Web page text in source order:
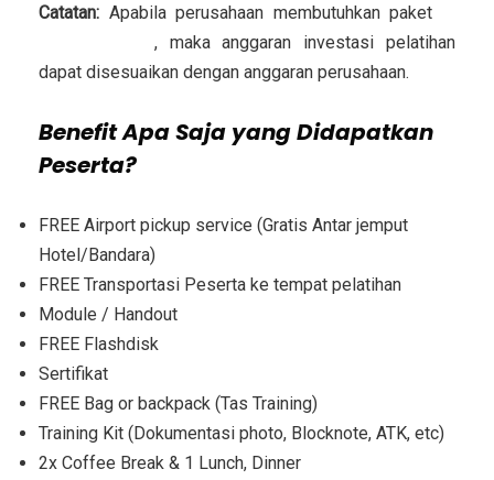
Catatan: Apabila perusahaan membutuhkan paket
, maka anggaran investasi pelatihan
dapat disesuaikan dengan anggaran perusahaan.
Benefit Apa Saja yang Didapatkan
Peserta?
FREE Airport pickup service (Gratis Antar jemput
Hotel/Bandara)
FREE Transportasi Peserta ke tempat pelatihan
Module / Handout
FREE Flashdisk
Sertifikat
FREE Bag or backpack (Tas Training)
Training Kit (Dokumentasi photo, Blocknote, ATK, etc)
2x Coffee Break & 1 Lunch, Dinner